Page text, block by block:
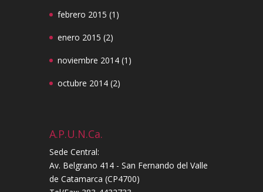
febrero 2015 (1)
enero 2015 (2)
noviembre 2014 (1)
octubre 2014 (2)
A.P.U.N.Ca.
Sede Central:
Av. Belgrano 414 - San Fernando del Valle
de Catamarca (CP4700)